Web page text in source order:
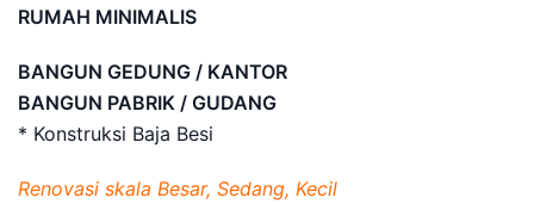
RUMAH MINIMALIS
BANGUN GEDUNG / KANTOR
BANGUN PABRIK / GUDANG
* Konstruksi Baja Besi
Renovasi skala Besar, Sedang, Kecil